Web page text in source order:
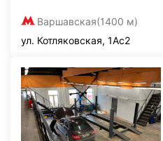
Варшавская(1400 м)
ул. Котляковская, 1Ас2